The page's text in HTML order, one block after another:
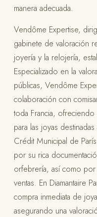
manera adecuada.
Vendôme Expertise,
gabinete de valoración
joyería y la relojería,
Especializado en la
públicas, Vendôme
colaboración con
toda Francia,
para las joyas
Crédit Municipal de
por su rica
orfebrería, así como por
ventas. En Diamantaire
compra inmediata de
asegurando una